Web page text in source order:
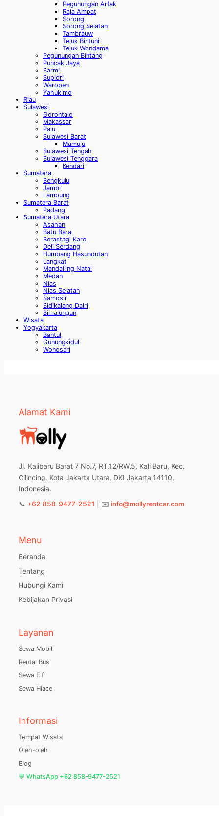
Pegunungan Arfak
Raja Ampat
Sorong
Sorong Selatan
Tambrauw
Teluk Bintuni
Teluk Wondama
Pegunungan Bintang
Puncak Jaya
Sarmi
Supiori
Waropen
Yahukimo
Riau
Sulawesi
Gorontalo
Makassar
Palu
Sulawesi Barat
Mamuju
Sulawesi Tengah
Sulawesi Tenggara
Kendari
Sumatera
Bengkulu
Jambi
Lampung
Sumatera Barat
Padang
Sumatera Utara
Asahan
Batu Bara
Berastagi Karo
Deli Serdang
Humbang Hasundutan
Langkat
Mandailing Natal
Medan
Nias
Nias Selatan
Samosir
Sidikalang Dairi
Simalungun
Wisata
Yogyakarta
Bantul
Gunungkidul
Wonosari
Alamat Kami
Jl. Kalibaru Barat 7 No.7, RT.12/RW.5, Kali Baru, Kec.
Cilincing, Kota Jakarta Utara, DKI Jakarta 14110,
Indonesia.
📞 +62 858-9477-2521 | ✉️ info@mollyrentcar.com
Menu
Beranda
Tentang
Hubungi Kami
Kebijakan Privasi
Layanan
Sewa Mobil
Rental Bus
Sewa Elf
Sewa Hiace
Informasi
Tempat Wisata
Oleh-oleh
Blog
💬 WhatsApp +62 858-9477-2521